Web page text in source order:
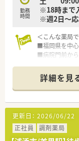
勤務
時間
※18時まで
※週2日～
＜こんな薬局
■福岡県を中心
■病院門前から
舗でOTCの取
きる環境です。
■処方箋枚数
す。
■服薬履歴を全
せ・重複チェッ
■会社の収益
おり、頑張り
詳細を見
更新日： 2026/06/22
正社員
調剤薬局